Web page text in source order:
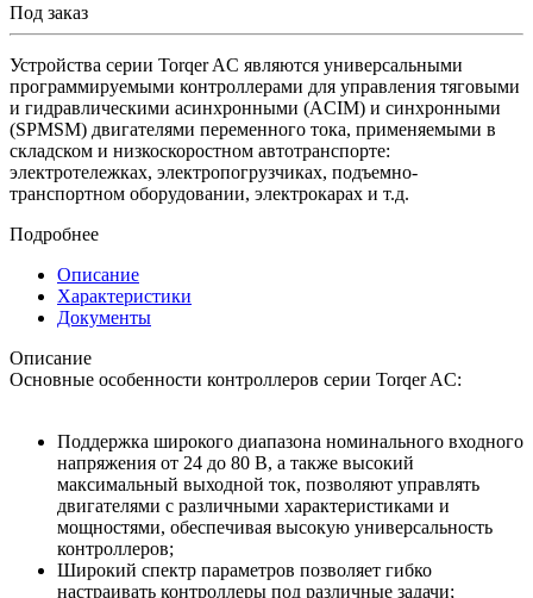
Под заказ
Устройства серии Torqer AC являются универсальными
программируемыми контроллерами для управления тяговыми
и гидравлическими асинхронными (ACIM) и синхронными
(SPMSM) двигателями переменного тока, применяемыми в
складском и низкоскоростном автотранспорте:
электротележках, электропогрузчиках, подъемно-
транспортном оборудовании, электрокарах и т.д.
Подробнее
Описание
Характеристики
Документы
Описание
Основные особенности контроллеров серии Torqer AC:
Поддержка широкого диапазона номинального входного
напряжения от 24 до 80 В, а также высокий
максимальный выходной ток, позволяют управлять
двигателями с различными характеристиками и
мощностями, обеспечивая высокую универсальность
контроллеров;
Широкий спектр параметров позволяет гибко
настраивать контроллеры под различные задачи;